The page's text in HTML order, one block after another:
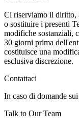
Ci riserviamo il diritto,
o sostituire i presenti
modifiche sostanziali,
30 giorni prima
costituisce una
esclusiva discrezione.
Contattaci
In caso di domande
Talk to Our Team